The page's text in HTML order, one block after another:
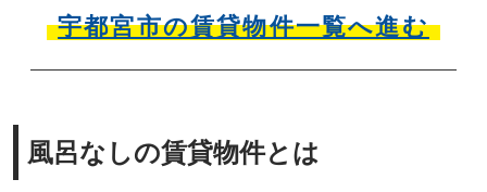
宇都宮市の賃貸物件一覧へ進む
風呂なしの賃貸物件とは